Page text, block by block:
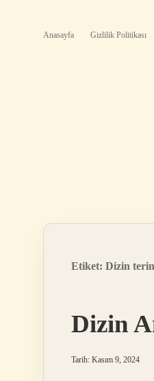
Anasayfa Gizlilik Politikası
Etiket: Dizin
Dizin
Tarih: Kasım 9, 2024